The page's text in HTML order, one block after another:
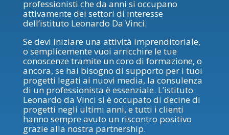
professionisti che da anni si occupano
attivamente dei settori di interesse
dell’istituto Leonardo Da Vinci.
Se devi iniziare una attività imprenditoriale,
o semplicemente vuoi arricchire le tue
conoscenze tramite un coro di formazione, o
ancora, se hai bisogno di supporto per i tuoi
progetti legati ai nuovi media, la consulenza
di un professionista è essenziale. L’istituto
Leonardo da Vinci si è occupato di decine di
progetti negli ultimi anni, e tutti i clienti
hanno sempre avuto un riscontro positivo
grazie alla nostra partnership.